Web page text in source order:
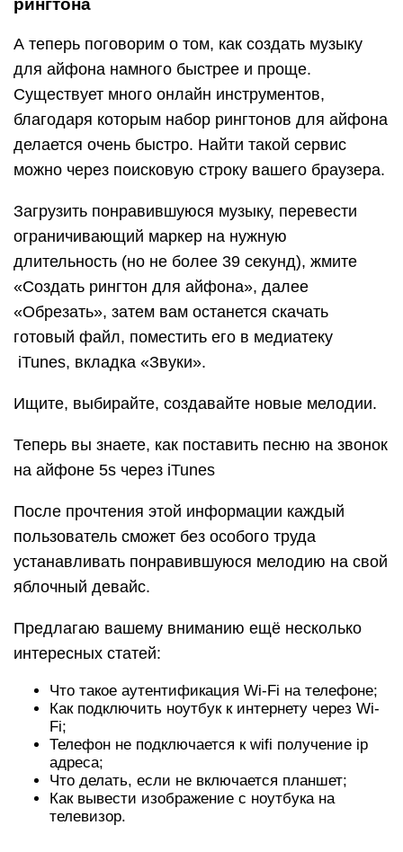
рингтона
А теперь поговорим о том, как создать музыку
для айфона намного быстрее и проще.
Существует много онлайн инструментов,
благодаря которым набор рингтонов для айфона
делается очень быстро. Найти такой сервис
можно через поисковую строку вашего браузера.
Загрузить понравившуюся музыку, перевести
ограничивающий маркер на нужную
длительность (но не более 39 секунд), жмите
«Создать рингтон для айфона», далее
«Обрезать», затем вам останется скачать
готовый файл, поместить его в медиатеку
iTunes, вкладка «Звуки».
Ищите, выбирайте, создавайте новые мелодии.
Теперь вы знаете, как поставить песню на звонок
на айфоне 5s через iTunes
После прочтения этой информации каждый
пользователь сможет без особого труда
устанавливать понравившуюся мелодию на свой
яблочный девайс.
Предлагаю вашему вниманию ещё несколько
интересных статей:
Что такое аутентификация Wi-Fi на телефоне;
Как подключить ноутбук к интернету через Wi-
Fi;
Телефон не подключается к wifi получение ip
адреса;
Что делать, если не включается планшет;
Как вывести изображение с ноутбука на
телевизор.